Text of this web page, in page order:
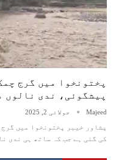
پختونخوا میں گرج
پیشگوئی، ندی
Majeed جولائی 2, 2025
پشاور خیبر پختونخوا میں
کی گئی ہے جب کہ ساتھ ہی ندی